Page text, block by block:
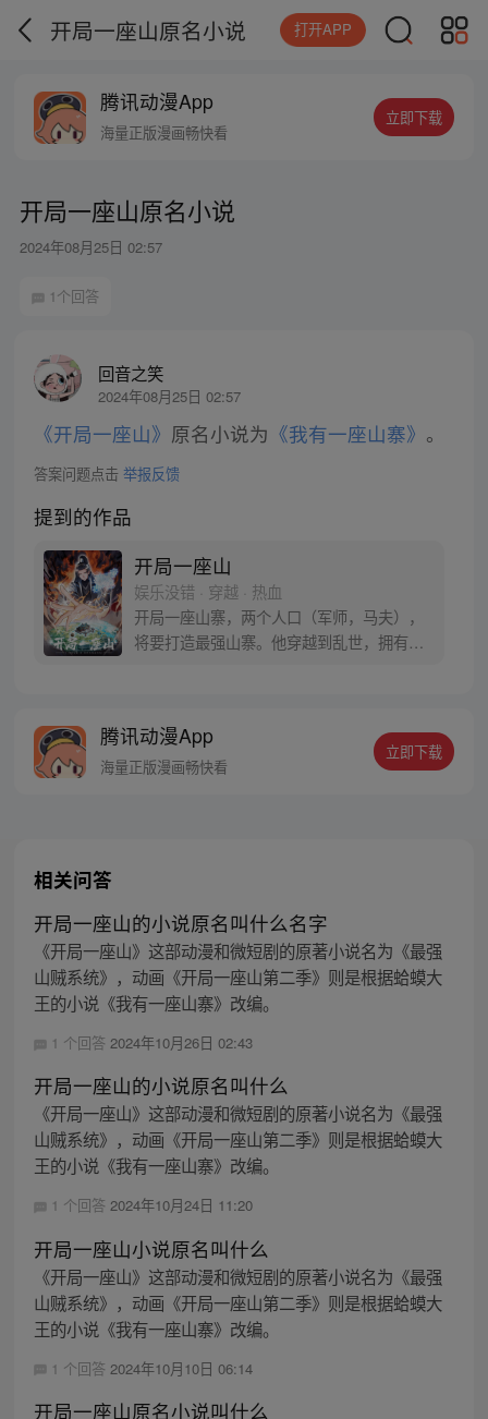
开局一座山原名小说 打开APP
腾讯动漫App
海量正版漫画畅快看
立即下载
开局一座山原名小说
2024年08月25日 02:57
1个回答
回音之笑
2024年08月25日 02:57
《开局一座山》 原名小说为 《我有一座山寨》 。
答案问题点击 举报反馈
提到的作品
开局一座山
娱乐没错 · 穿越 · 热血
开局一座山寨，两个人口（军师，马夫），
将要打造最强山寨。他穿越到乱世，拥有一
名震古今，问一声：王侯将相，宁有种乎！
腾讯动漫App
海量正版漫画畅快看
立即下载
相关问答
开局一座山的小说原名叫什么名字
《开局一座山》这部动漫和微短剧的原著小说名为《最强
山贼系统》，动画《开局一座山第二季》则是根据蛤蟆大
王的小说《我有一座山寨》改编。
1 个回答 2024年10月26日 02:43
开局一座山的小说原名叫什么
《开局一座山》这部动漫和微短剧的原著小说名为《最强
山贼系统》，动画《开局一座山第二季》则是根据蛤蟆大
王的小说《我有一座山寨》改编。
1 个回答 2024年10月24日 11:20
开局一座山小说原名叫什么
《开局一座山》这部动漫和微短剧的原著小说名为《最强
山贼系统》，动画《开局一座山第二季》则是根据蛤蟆大
王的小说《我有一座山寨》改编。
1 个回答 2024年10月10日 06:14
开局一座山原名小说叫什么